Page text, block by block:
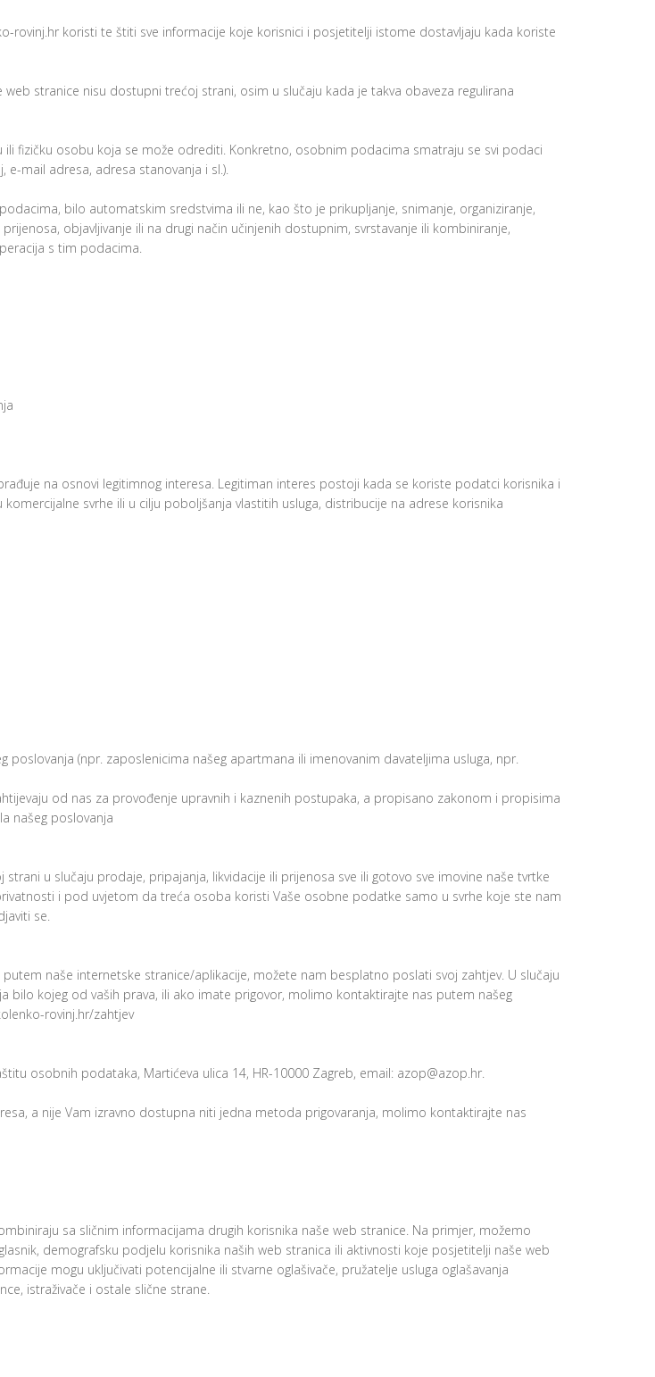
rovinj.hr koristi te štiti sve informacije koje korisnici i posjetitelji istome dostavljaju kada koriste
stranice nisu dostupni trećoj strani, osim u slučaju kada je takva obaveza regulirana
fizičku osobu koja se može odrediti. Konkretno, osobnim podacima smatraju se svi podaci
mail adresa, adresa stanovanja i sl.).
bilo automatskim sredstvima ili ne, kao što je prikupljanje, snimanje, organiziranje,
objavljivanje ili na drugi način učinjenih dostupnim, svrstavanje ili kombiniranje,
s tim podacima.
na osnovi legitimnog interesa. Legitiman interes postoji kada se koriste podatci korisnika i
svrhe ili u cilju poboljšanja vlastitih usluga, distribucije na adrese korisnika
(npr. zaposlenicima našeg apartmana ili imenovanim davateljima usluga, npr.
od nas za provođenje upravnih i kaznenih postupaka, a propisano zakonom i propisima
našeg poslovanja
u slučaju prodaje, pripajanja, likvidacije ili prijenosa sve ili gotovo sve imovine naše tvrtke
i pod uvjetom da treća osoba koristi Vaše osobne podatke samo u svrhe koje ste nam
se.
naše internetske stranice/aplikacije, možete nam besplatno poslati svoj zahtjev. U slučaju
bilo kojeg od vaših prava, ili ako imate prigovor, molimo kontaktirajte nas putem našeg
rovinj.hr/zahtjev
osobnih podataka, Martićeva ulica 14, HR-10000 Zagreb, email: azop@azop.hr.
a nije Vam izravno dostupna niti jedna metoda prigovaranja, molimo kontaktirajte nas
sa sličnim informacijama drugih korisnika naše web stranice. Na primjer, možemo
demografsku podjelu korisnika naših web stranica ili aktivnosti koje posjetitelji naše web
mogu uključivati potencijalne ili stvarne oglašivače, pružatelje usluga oglašavanja
istraživače i ostale slične strane.